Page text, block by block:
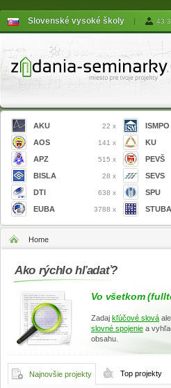
Slovenské vysoké školy | 43
AKU 22 x
AOS 141 x
APZ 515 x
BISLA 28 x
DTI 638 x
EUBA 3788 x
ISMPO
KU
PEVŠ
SEVS
SPU
STUBA
Home
Ako rýchlo hľadať?
Vo všetkom
Zadaj kľúčové slová
slovné spojenie a
obsahu.
Najnovšie projekty Top projekty